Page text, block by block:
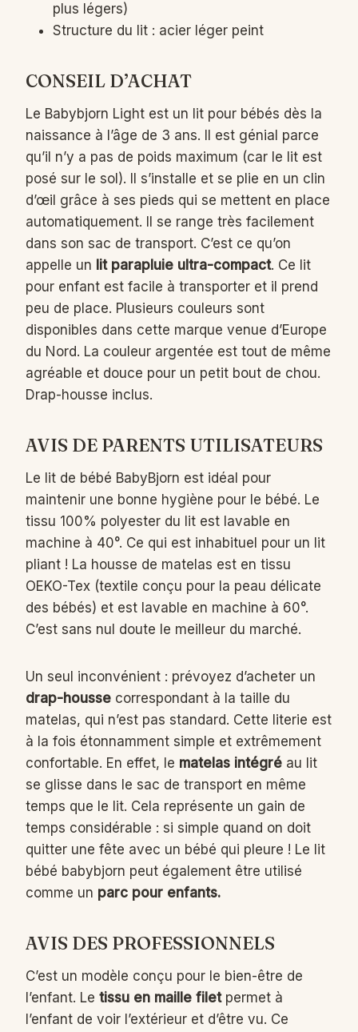
plus légers)
Structure du lit : acier léger peint
CONSEIL D’ACHAT
Le Babybjorn Light est un lit pour bébés dès la
naissance à l’âge de 3 ans. Il est génial parce
qu’il n’y a pas de poids maximum (car le lit est
posé sur le sol). Il s’installe et se plie en un clin
d’œil grâce à ses pieds qui se mettent en place
automatiquement. Il se range très facilement
dans son sac de transport. C’est ce qu’on
appelle un lit parapluie ultra-compact. Ce lit
pour enfant est facile à transporter et il prend
peu de place. Plusieurs couleurs sont
disponibles dans cette marque venue d’Europe
du Nord. La couleur argentée est tout de même
agréable et douce pour un petit bout de chou.
Drap-housse inclus.
AVIS DE PARENTS UTILISATEURS
Le lit de bébé BabyBjorn est idéal pour
maintenir une bonne hygiène pour le bébé. Le
tissu 100% polyester du lit est lavable en
machine à 40°. Ce qui est inhabituel pour un lit
pliant ! La housse de matelas est en tissu
OEKO-Tex (textile conçu pour la peau délicate
des bébés) et est lavable en machine à 60°.
C’est sans nul doute le meilleur du marché.
Un seul inconvénient : prévoyez d’acheter un
drap-housse correspondant à la taille du
matelas, qui n’est pas standard. Cette literie est
à la fois étonnamment simple et extrêmement
confortable. En effet, le matelas intégré au lit
se glisse dans le sac de transport en même
temps que le lit. Cela représente un gain de
temps considérable : si simple quand on doit
quitter une fête avec un bébé qui pleure ! Le lit
bébé babybjorn peut également être utilisé
comme un parc pour enfants.
AVIS DES PROFESSIONNELS
C’est un modèle conçu pour le bien-être de
l’enfant. Le tissu en maille filetpermet à
l’enfant de voir l’extérieur et d’être vu. Ce